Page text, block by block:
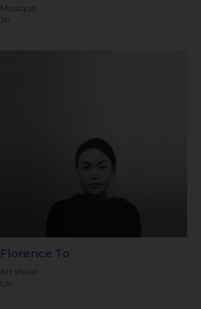
Musique
JP
Florence To
Art visuel
UK